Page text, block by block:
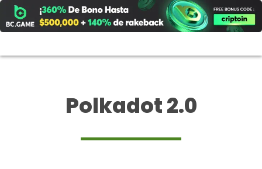
al
contenido
Polkadot 2.0